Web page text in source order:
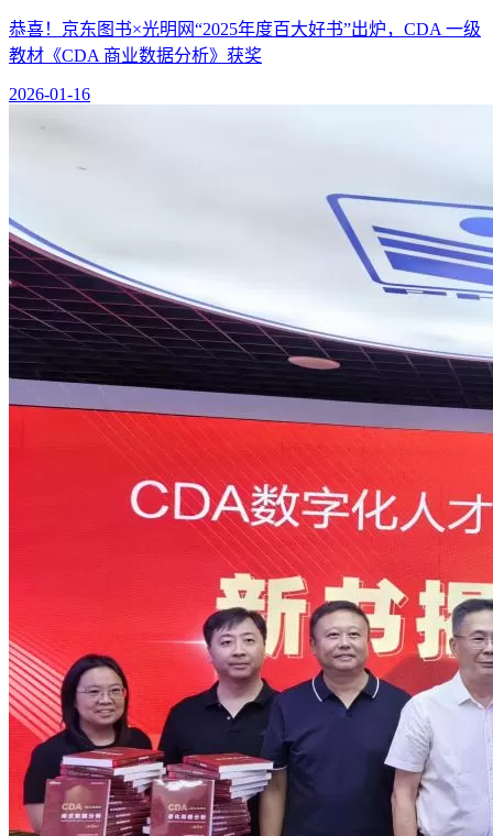
恭喜！京东图书×光明网“2025年度百大好书”出炉，CDA 一级
教材《CDA 商业数据分析》获奖
2026-01-16